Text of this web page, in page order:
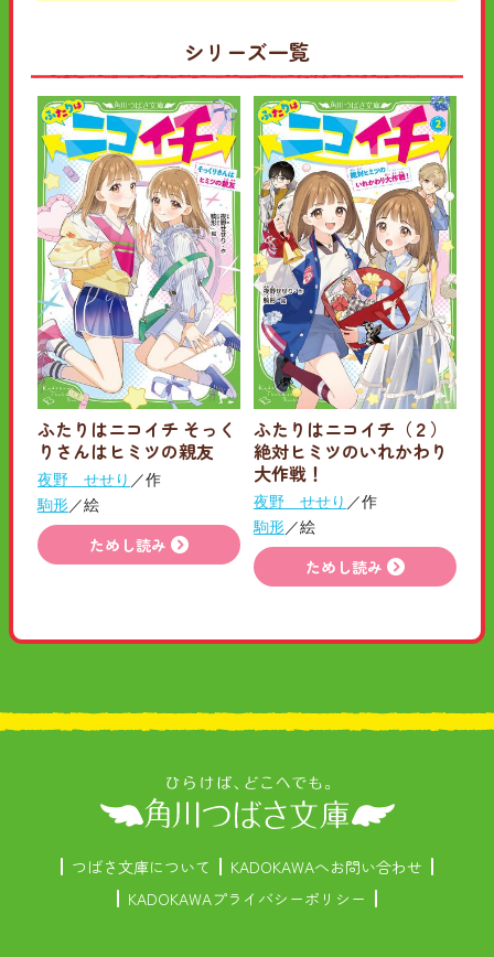
シリーズ一覧
ふたりはニコイチ そっく
りさんはヒミツの親友
夜野 せせり ／作
駒形／絵
ためし読み
ふたりはニコイチ（２）
絶対ヒミツのいれかわり
大作戦！
夜野 せせり ／作
駒形／絵
ためし読み
つばさ文庫について
KADOKAWAへお問い合わせ
KADOKAWAプライバシーポリシー